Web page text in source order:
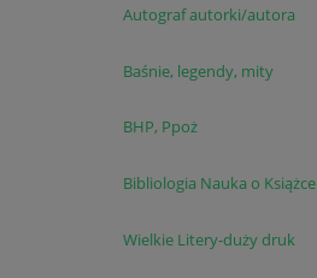
Autograf autorki/autora
Baśnie, legendy, mity
BHP, Ppoż
Bibliologia Nauka o Książce
Wielkie Litery-duży druk